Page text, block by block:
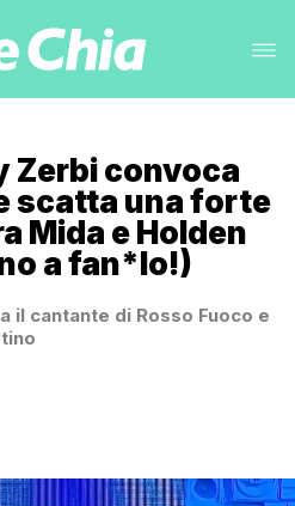
Zerbi convoca
scatta una forte
Mida e Holden
a fan*lo!)
il cantante di Rosso Fuoco e